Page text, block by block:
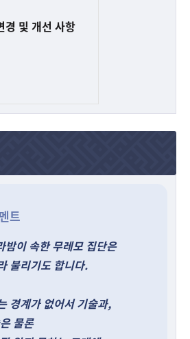
경 및 개선 사항
트
밤이 속한 무레모 집단은
불리기도 합니다.
경계가 없어서 기술과,
물론